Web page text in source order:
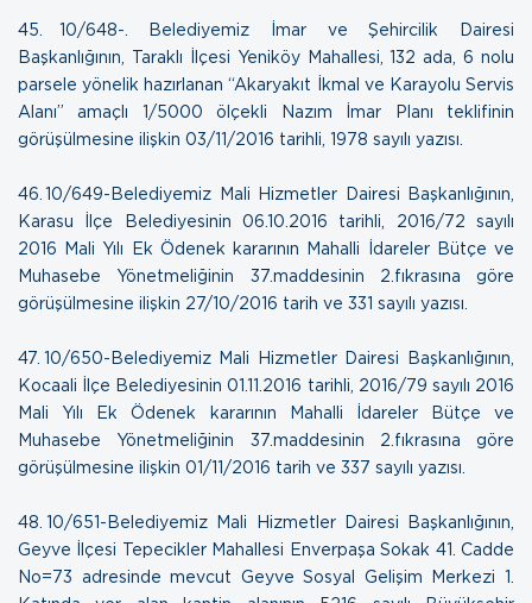
45. 10/648-. Belediyemiz İmar ve Şehircilik Dairesi
Başkanlığının, Taraklı İlçesi Yeniköy Mahallesi, 132 ada, 6 nolu
parsele yönelik hazırlanan “Akaryakıt İkmal ve Karayolu Servis
Alanı” amaçlı 1/5000 ölçekli Nazım İmar Planı teklifinin
görüşülmesine ilişkin 03/11/2016 tarihli, 1978 sayılı yazısı.
46. 10/649-Belediyemiz Mali Hizmetler Dairesi Başkanlığının,
Karasu İlçe Belediyesinin 06.10.2016 tarihli, 2016/72 sayılı
2016 Mali Yılı Ek Ödenek kararının Mahalli İdareler Bütçe ve
Muhasebe Yönetmeliğinin 37.maddesinin 2.fıkrasına göre
görüşülmesine ilişkin 27/10/2016 tarih ve 331 sayılı yazısı.
47. 10/650-Belediyemiz Mali Hizmetler Dairesi Başkanlığının,
Kocaali İlçe Belediyesinin 01.11.2016 tarihli, 2016/79 sayılı 2016
Mali Yılı Ek Ödenek kararının Mahalli İdareler Bütçe ve
Muhasebe Yönetmeliğinin 37.maddesinin 2.fıkrasına göre
görüşülmesine ilişkin 01/11/2016 tarih ve 337 sayılı yazısı.
48. 10/651-Belediyemiz Mali Hizmetler Dairesi Başkanlığının,
Geyve İlçesi Tepecikler Mahallesi Enverpaşa Sokak 41. Cadde
No=73 adresinde mevcut Geyve Sosyal Gelişim Merkezi 1.